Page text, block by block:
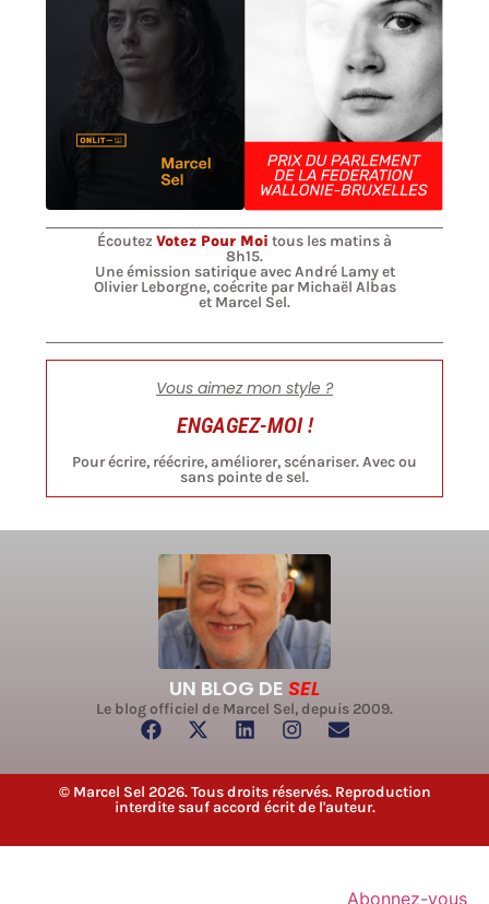
Écoutez Votez Pour Moi tous les matins à
8h15.
Une émission satirique avec André Lamy et
Olivier Leborgne, coécrite par Michaël Albas
et Marcel Sel.
Vous aimez mon style ?
ENGAGEZ-MOI !
Pour écrire, réécrire, améliorer, scénariser. Avec ou
sans pointe de sel.
UN BLOG DE SEL
Le blog officiel de Marcel Sel, depuis 2009.
© Marcel Sel 2026. Tous droits réservés. Reproduction
interdite sauf accord écrit de l'auteur.
Abonnez-vous